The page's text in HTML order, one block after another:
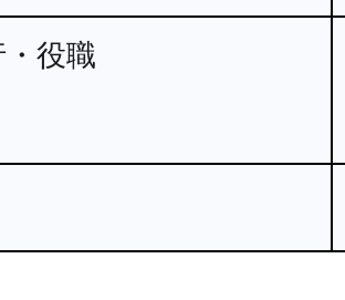
役職